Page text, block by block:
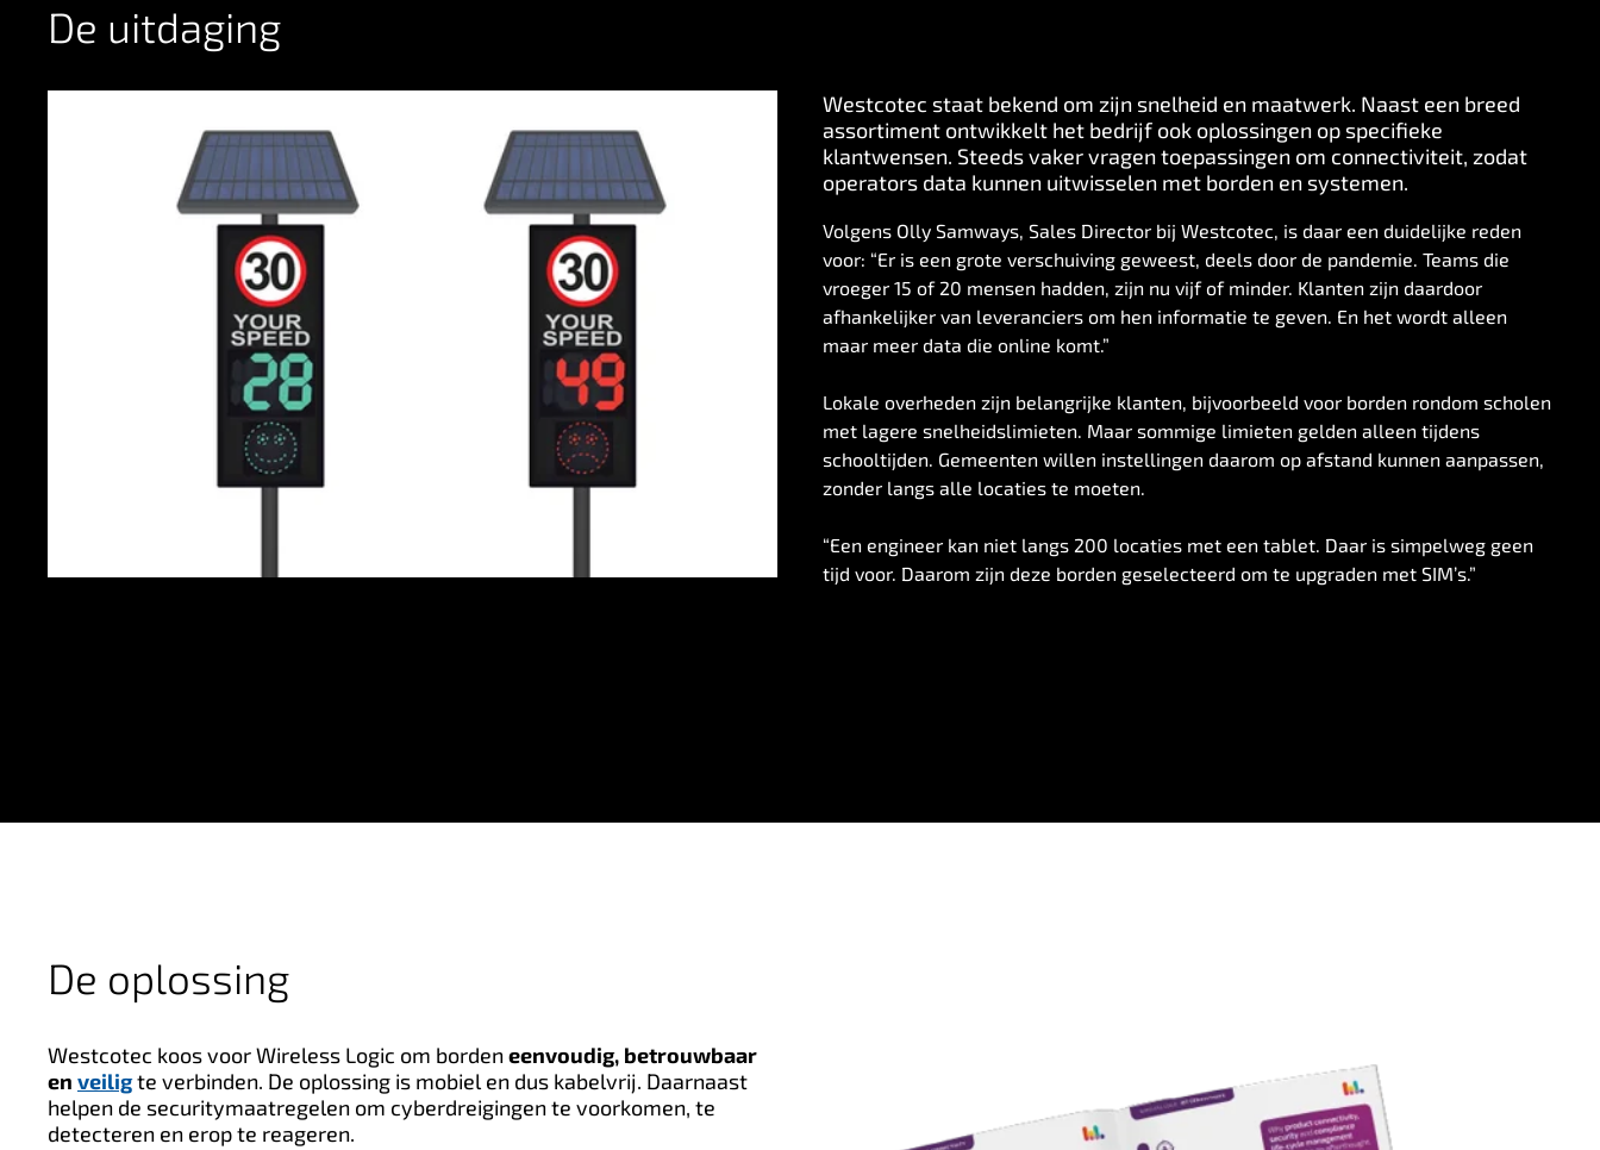
De uitdaging
Westcotec staat bekend om zijn snelheid en maatwerk. Naast een breed
assortiment ontwikkelt het bedrijf ook oplossingen op specifieke
klantwensen. Steeds vaker vragen toepassingen om connectiviteit, zodat
operators data kunnen uitwisselen met borden en systemen.
Volgens Olly Samways, Sales Director bij Westcotec, is daar een duidelijke reden
voor: “Er is een grote verschuiving geweest, deels door de pandemie. Teams die
vroeger 15 of 20 mensen hadden, zijn nu vijf of minder. Klanten zijn daardoor
afhankelijker van leveranciers om hen informatie te geven. En het wordt alleen
maar meer data die online komt.”
Lokale overheden zijn belangrijke klanten, bijvoorbeeld voor borden rondom scholen
met lagere snelheidslimieten. Maar sommige limieten gelden alleen tijdens
schooltijden. Gemeenten willen instellingen daarom op afstand kunnen aanpassen,
zonder langs alle locaties te moeten.
“Een engineer kan niet langs 200 locaties met een tablet. Daar is simpelweg geen
tijd voor. Daarom zijn deze borden geselecteerd om te upgraden met SIM’s.”
De oplossing
Westcotec koos voor Wireless Logic om bordeneenvoudig, betrouwbaar
en veiligte verbinden. De oplossing is mobiel en dus kabelvrij. Daarnaast
helpen de securitymaatregelen om cyberdreigingen te voorkomen, te
detecteren en erop te reageren.